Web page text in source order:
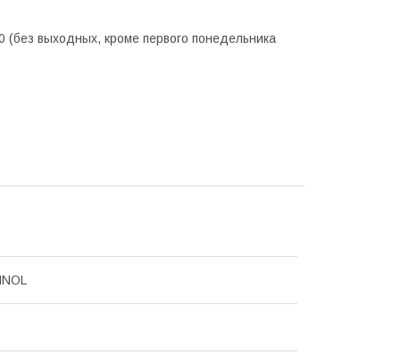
выходных, кроме первого понедельника